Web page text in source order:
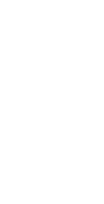
solo puede
una sola
cumplen los
mantengan
(También es
sus
empresas, lo
es que